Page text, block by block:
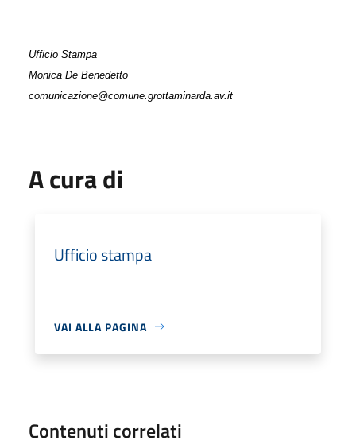
Ufficio Stampa
Monica De Benedetto
comunicazione@comune.grottaminarda.av.it
A cura di
Ufficio stampa
VAI ALLA PAGINA
Contenuti correlati